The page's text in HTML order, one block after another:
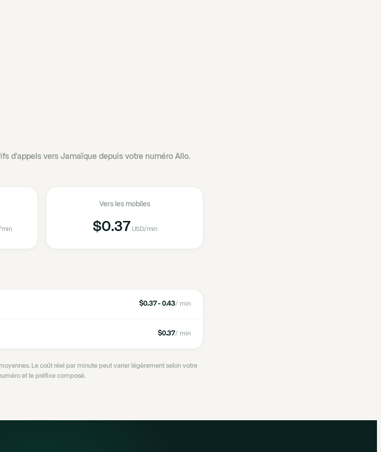
d'appels vers Jamaïque depuis votre numéro Allo.
Vers les mobiles
$0.37 USD/min
$0.37 - 0.43/ min
$0.37/ min
Le coût réel par minute peut varier légèrement selon votre
et le préfixe composé.